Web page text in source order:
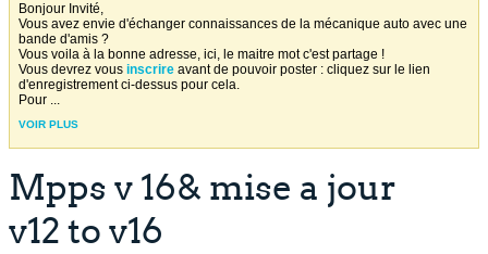
Bonjour Invité,
Vous avez envie d'échanger connaissances de la mécanique auto avec une
bande d'amis ?
Vous voila à la bonne adresse, ici, le maitre mot c'est partage !
Vous devrez vous inscrire avant de pouvoir poster : cliquez sur le lien
d'enregistrement ci-dessus pour cela.
Pour ...
VOIR PLUS
Mpps v 16& mise a jour
v12 to v16